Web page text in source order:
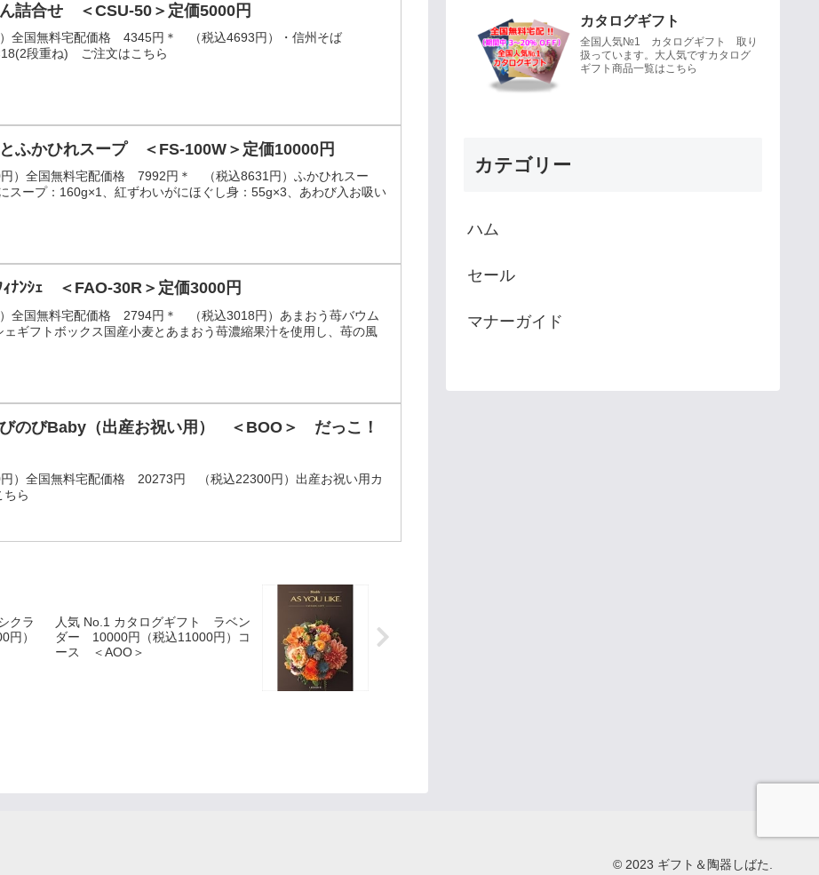
詰合せ ＜CSU-50＞定価5000円
全国無料宅配価格 4345円＊ （税込4693円）・信州そば
段重ね) ご注文はこちら
ふかひれスープ ＜FS-100W＞定価10000円
）全国無料宅配価格 7992円＊ （税込8631円）ふかひれスー
スープ：160g×1、紅ずわいがにほぐし身：55g×3、あわび入お吸い
ｨﾅﾝｼｪ ＜FAO-30R＞定価3000円
全国無料宅配価格 2794円＊ （税込3018円）あまおう苺バウム
ギフトボックス国産小麦とあまおう苺濃縮果汁を使用し、苺の風
のびBaby（出産お祝い用） ＜BOO＞ だっこ！
）全国無料宅配価格 20273円 （税込22300円）出産お祝い用カ
ちら
クラ
）
人気 No.1 カタログギフト ラベン
ダー 10000円（税込11000円）コ
ース ＜AOO＞
いた場合にお送りするのが内祝で
す。（挙式後...
カタログギフト
全国人気№1 カタログギフト 取り
扱っています。大人気ですカタログ
ギフト商品一覧はこちら
カテゴリー
ハム
セール
マナーガイド
© 2023 ギフト＆陶器しばた.